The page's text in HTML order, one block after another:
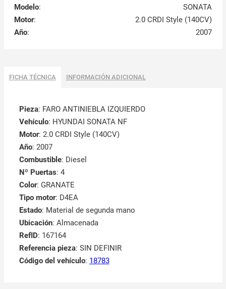
Modelo:
SONATA
Motor:
2.0 CRDI Style (140CV)
Año: 2007
FICHA TÉCNICA INFORMACIÓN ADICIONAL
Pieza: FARO ANTINIEBLA IZQUIERDO
Vehículo: HYUNDAI SONATA NF
Motor: 2.0 CRDI Style (140CV)
Año: 2007
Combustible: Diesel
Nº Puertas: 4
Color: GRANATE
Tipo motor: D4EA
Estado: Material de segunda mano
Ubicación: Almacenada
RefID: 167164
Referencia pieza: SIN DEFINIR
Código del vehículo: 18783